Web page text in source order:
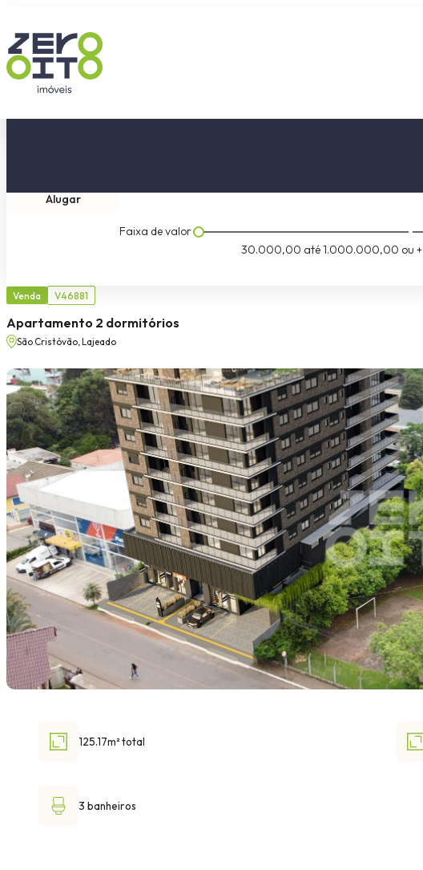
Alugar
Faixa de valor
30.000,00 até1.000.000,00 ou +
Venda V46881
Apartamento 2 dormitórios
São Cristóvão, Lajeado
125.17m² total
3 banheiros